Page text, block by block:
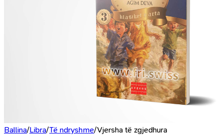
Ballina/Libra/Të ndryshme/Vjersha të zgjedhura